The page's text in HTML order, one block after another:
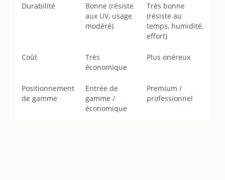
Durabilité
Bonne (résiste
aux UV, usage
modéré)
Très bonne
(résiste au
temps, humidité,
effort)
Coût
Très
économique
Plus onéreux
Positionnement
de gamme
Entrée de
gamme /
économique
Premium /
professionnel